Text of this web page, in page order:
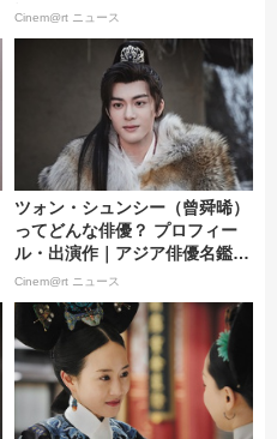
話）
Cinem@rt ニュース
ツォン・シュンシー（曾舜晞）
ってどんな俳優？ プロフィー
ル・出演作｜アジア俳優名鑑 #
183
Cinem@rt ニュース